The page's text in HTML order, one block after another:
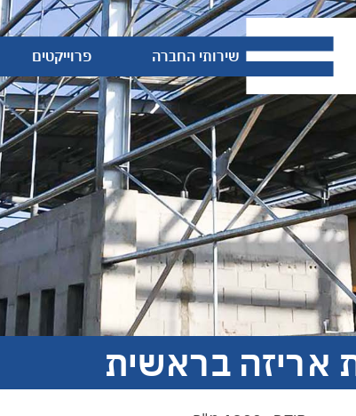
החברה שירותי החברה פרוייקטים
אריזה בראשית